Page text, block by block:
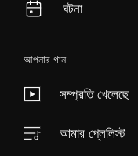
ঘটনা
আপনার গান
সম্প্রতি খেলেছে
আমার প্লেলিস্ট